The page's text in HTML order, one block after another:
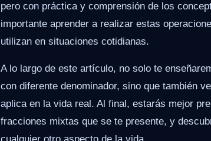
pero con práctica y comprensión de los
importante aprender a realizar estas
utilizan en situaciones cotidianas.
A lo largo de este artículo, no solo te
con diferente denominador, sino que también
aplica en la vida real. Al final, estarás mejor
fracciones mixtas que se te presente, y